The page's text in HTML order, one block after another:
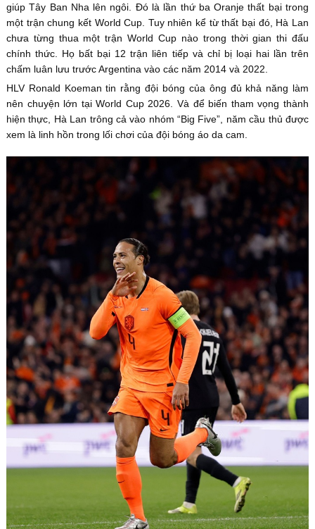
giúp Tây Ban Nha lên ngôi. Đó là lần thứ ba Oranje thất bại trong
một trận chung kết World Cup. Tuy nhiên kể từ thất bại đó, Hà Lan
chưa từng thua một trận World Cup nào trong thời gian thi đấu
chính thức. Họ bất bại 12 trận liên tiếp và chỉ bị loại hai lần trên
chấm luân lưu trước Argentina vào các năm 2014 và 2022.
HLV Ronald Koeman tin rằng đội bóng của ông đủ khả năng làm
nên chuyện lớn tại World Cup 2026. Và để biến tham vọng thành
hiện thực, Hà Lan trông cả vào nhóm “Big Five”, năm cầu thủ được
xem là linh hồn trong lối chơi của đội bóng áo da cam.